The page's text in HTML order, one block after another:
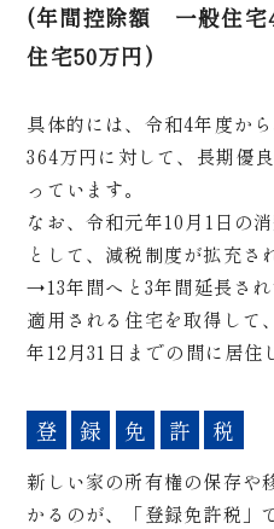
(年間控除額 一般住
住宅50万円)
具体的には、令和4年度か
364万円に対して、長期優
っています。
なお、令和元年10月1日の
として、減税制度が拡充さ
→13年間へと3年間延長さ
適用される住宅を取得して
年12月31日までの間に居住
登 録 免 許 税
新しい家の所有権の保存や
かるのが、「登録免許税」